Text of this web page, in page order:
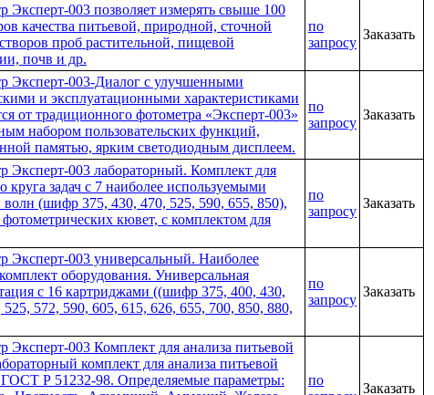
Эксперт-003 позволяет измерять свыше 100
качества питьевой, природной, сточной
проб растительной, пищевой
почв и др.
по
запросу
Заказать
Эксперт-003-Диалог с улучшенными
и эксплуатационными характеристиками
от традиционного фотометра «Эксперт-003»
набором пользовательских функций,
памятью, ярким светодиодным дисплеем.
по
запросу
Заказать
Эксперт-003 лабораторный. Комплект для
круга задач с 7 наиболее используемыми
(шифр 375, 430, 470, 525, 590, 655, 850),
кювет, с комплектом для
по
запросу
Заказать
Эксперт-003 универсальный. Наиболее
оборудования. Универсальная
с 16 картриджами ((шифр 375, 400, 430,
525, 572, 590, 605, 615, 626, 655, 700, 850, 880,
по
запросу
Заказать
Эксперт-003 Комплект для анализа питьевой
комплект для анализа питьевой
Р 51232-98. Определяемые параметры:
по
Заказать